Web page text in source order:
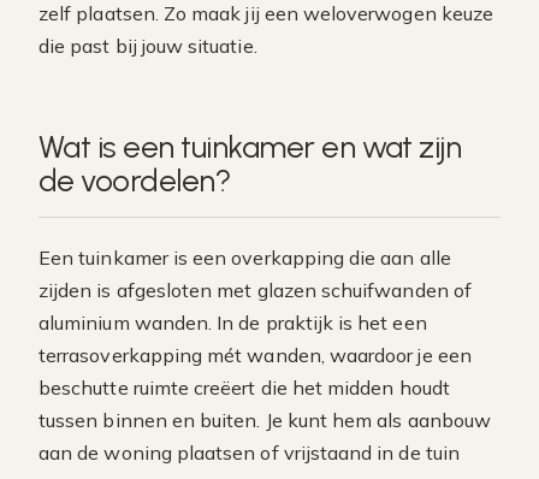
zelf plaatsen. Zo maak jij een weloverwogen keuze
die past bij jouw situatie.
Wat is een tuinkamer en wat zijn
de voordelen?
Een tuinkamer is een overkapping die aan alle
zijden is afgesloten met glazen schuifwanden of
aluminium wanden. In de praktijk is het een
terrasoverkapping mét wanden, waardoor je een
beschutte ruimte creëert die het midden houdt
tussen binnen en buiten. Je kunt hem als aanbouw
aan de woning plaatsen of vrijstaand in de tuin